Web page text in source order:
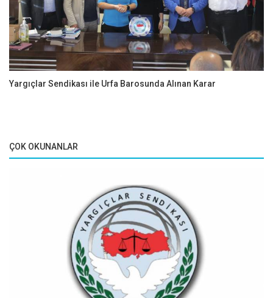
Yargıçlar Sendikası ile Urfa Barosunda Alınan Karar
ÇOK OKUNANLAR